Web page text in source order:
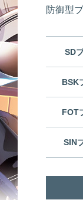
防御型
SD
BSK
FOT
SIN